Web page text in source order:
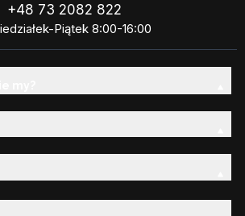
+48 73 2082 822
Piątek 8:00-16:00